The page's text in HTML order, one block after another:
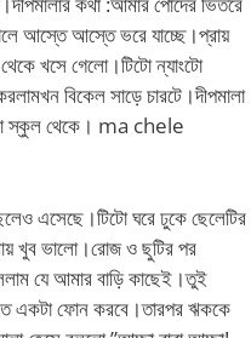
আস্তে আস্তে ভরে যাচ্ছে।প্রায়
খসে গেলো।টিটো ন্যাংটো
বিকেল সাড়ে চারটে।দীপমালা
স্কুল থেকে। ma chele
এসেছে।টিটো ঘরে ঢুকে ছেলেটির
খুব ভালো।রোজ ও ছুটির পর
যে আমার বাড়ি কাছেই।তুই
একটা ফোন করবে।তারপর ঋককে